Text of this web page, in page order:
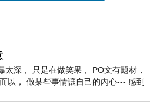
侘寂不聽話似
處再偷偷瞥了
侘寂照做了。
太深， 只是在做笑果， PO文有題材，
以， 做某些事情讓自己的內心--- 感到